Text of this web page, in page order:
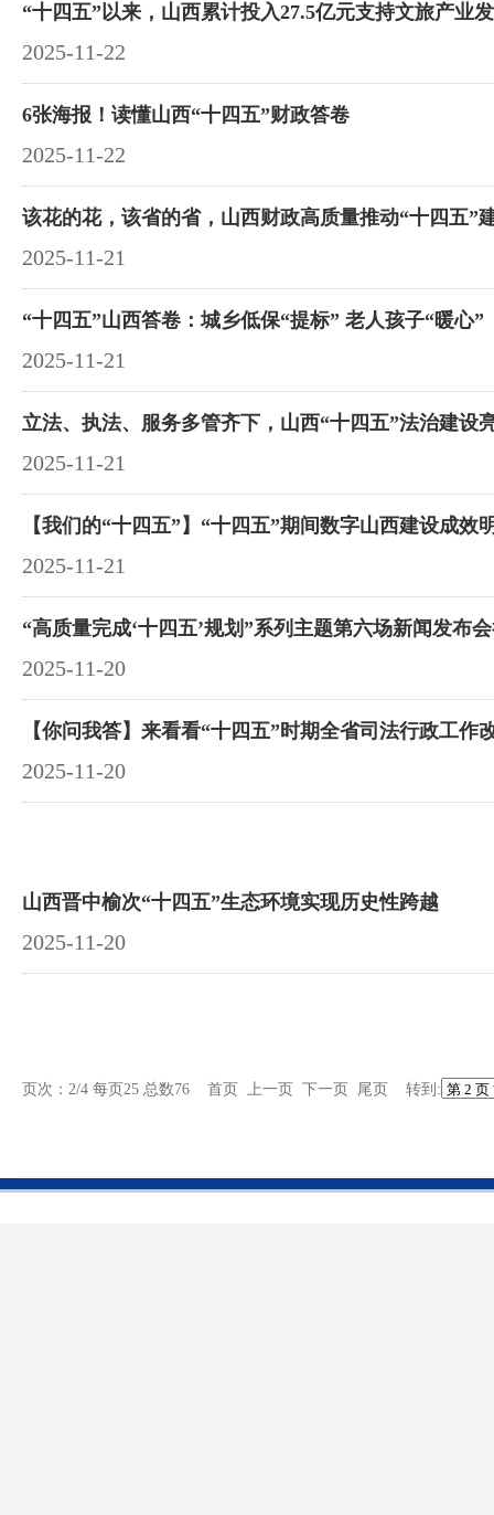
“十四五”以来，山西累计投入27.5亿元支持文旅产业
2025-11-22
6张海报！读懂山西“十四五”财政答卷
2025-11-22
该花的花，该省的省，山西财政高质量推动“十四五”
2025-11-21
“十四五”山西答卷：城乡低保“提标” 老人孩子“暖心”
2025-11-21
立法、执法、服务多管齐下，山西“十四五”法治建设
2025-11-21
【我们的“十四五”】“十四五”期间数字山西建设成效
2025-11-21
“高质量完成‘十四五’规划”系列主题第六场新闻发布
2025-11-20
【你问我答】来看看“十四五”时期全省司法行政工作
2025-11-20
山西晋中榆次“十四五”生态环境实现历史性跨越
2025-11-20
页次：2/4 每页25 总数76 首页 上一页 下一页 尾页 转到: